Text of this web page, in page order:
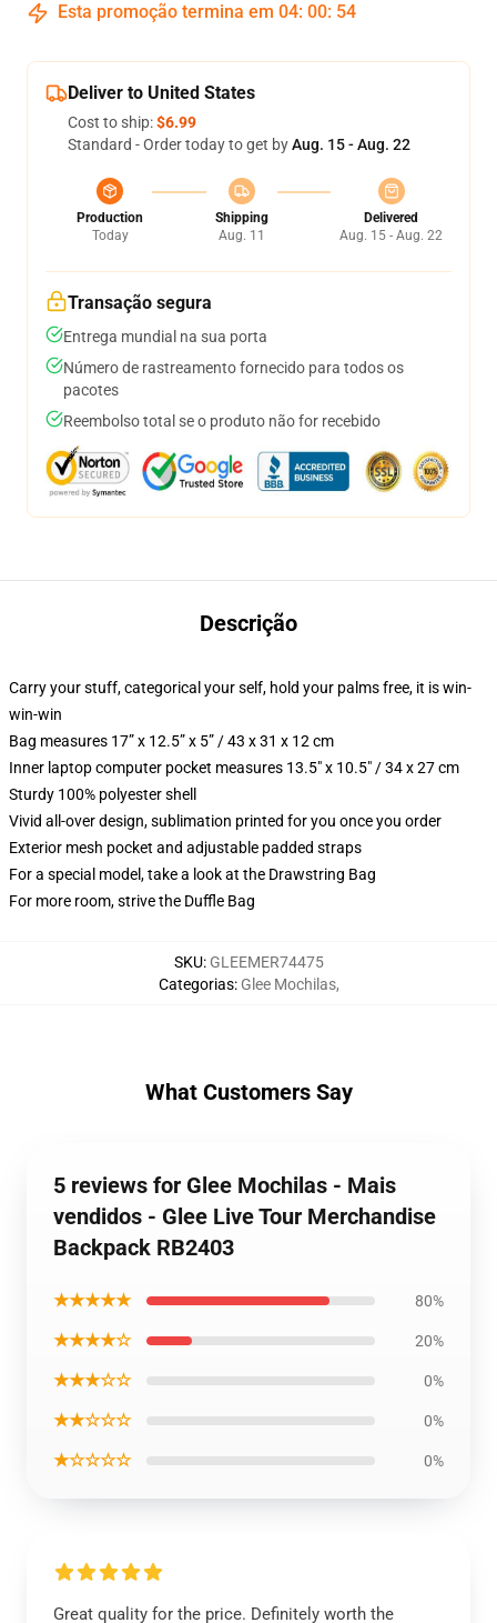
Esta promoção termina em 04: 00: 53
Deliver to United States
Cost to ship:$6.99
Standard - Order today to get byAug. 15 - Aug. 22
Production
Today
Shipping
Aug. 11
Delivered
Aug. 15 - Aug. 22
Transação segura
Entrega mundial na sua porta
Número de rastreamento fornecido para todos os
pacotes
Reembolso total se o produto não for recebido
Descrição
Carry your stuff, categorical your self, hold your palms free, it is win-
win-win
Bag measures 17” x 12.5” x 5” / 43 x 31 x 12 cm
Inner laptop computer pocket measures 13.5" x 10.5" / 34 x 27 cm
Sturdy 100% polyester shell
Vivid all-over design, sublimation printed for you once you order
Exterior mesh pocket and adjustable padded straps
For a special model, take a look at the Drawstring Bag
For more room, strive the Duffle Bag
SKU: GLEEMER74475
Categorias: Glee Mochilas,
What Customers Say
5 reviews for Glee Mochilas - Mais
vendidos - Glee Live Tour Merchandise
Backpack RB2403
★★★★★ 80%
★★★★☆ 20%
★★★☆☆ 0%
★★☆☆☆ 0%
★☆☆☆☆ 0%
Great quality for the price. Definitely worth the